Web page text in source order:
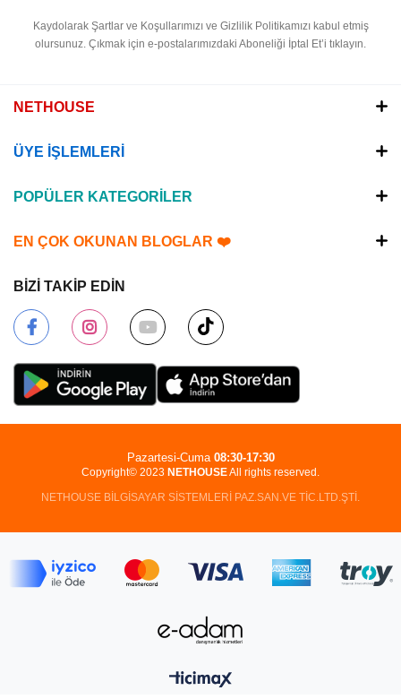
Kaydolarak Şartlar ve Koşullarımızı ve Gizlilik Politikamızı kabul etmiş
olursunuz. Çıkmak için e-postalarımızdaki Aboneliği İptal Et’i tıklayın.
NETHOUSE
ÜYE İŞLEMLERİ
POPÜLER KATEGORİLER
EN ÇOK OKUNAN BLOGLAR ❤️
BİZİ TAKİP EDİN
Copyright© 2023 NETHOUSEAll rights reserved.
NETHOUSE BİLGİSAYAR SİSTEMLERİ PAZ.SAN.VE TİC.LTD.ŞTİ.
Pazartesi-Cuma 08:30-17:30